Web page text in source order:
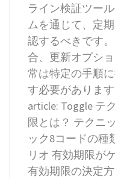
ライン検証ツー
ムを通じて、定
認するべきです
合、更新オプシ
常は特定の手順
す必要がありま
article: Toggle テ
限とは？ テクニ
ック8コードの種
リオ 有効期限が
有効期限の決定